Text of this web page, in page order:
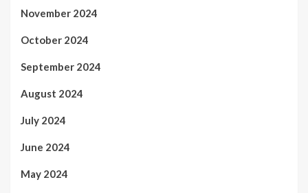
November 2024
October 2024
September 2024
August 2024
July 2024
June 2024
May 2024